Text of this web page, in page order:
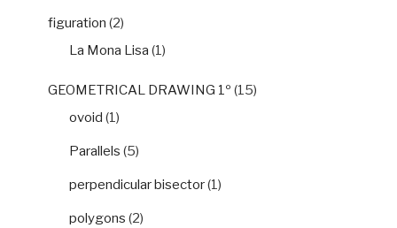
figuration (2)
La Mona Lisa (1)
GEOMETRICAL DRAWING 1º (15)
ovoid (1)
Parallels (5)
perpendicular bisector(1)
polygons (2)